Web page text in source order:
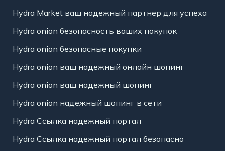
Hydra Market ваш надежный партнер для успеха
Hydra onion безопасность ваших покупок
Hydra onion безопасные покупки
Hydra onion ваш надежный онлайн шопинг
Hydra onion ваш надежный шопинг
Hydra onion надежный шопинг в сети
Hydra Ссылка надежный портал
Hydra Ссылка надежный портал безопасно